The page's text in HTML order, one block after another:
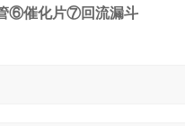
⑥催化片⑦回流漏斗